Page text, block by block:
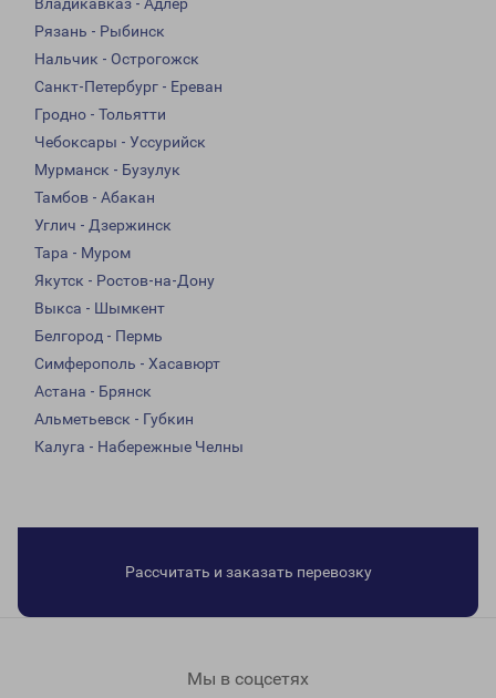
Владикавказ - Адлер
Рязань - Рыбинск
Нальчик - Острогожск
Санкт-Петербург - Ереван
Гродно - Тольятти
Чебоксары - Уссурийск
Мурманск - Бузулук
Тамбов - Абакан
Углич - Дзержинск
Тара - Муром
Якутск - Ростов-на-Дону
Выкса - Шымкент
Белгород - Пермь
Симферополь - Хасавюрт
Астана - Брянск
Альметьевск - Губкин
Калуга - Набережные Челны
Рассчитать и заказать перевозку
Мы в соцсетях